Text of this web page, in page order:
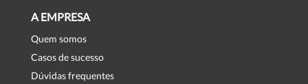
A EMPRESA
Quem somos
Casos de sucesso
Dúvidas frequentes